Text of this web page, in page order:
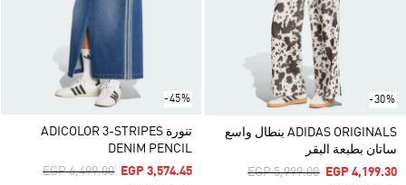
-30%
ADIDAS ORIGINALS بنطال واسع
ساتان بطبعة البقر
Price Reduced From
EGP 5,999.00ToEGP 4,199.30
-45%
تنورة ADICOLOR 3-STRIPES
DENIM PENCIL
Price Reduced From
EGP 6,499.00ToEGP 3,574.45